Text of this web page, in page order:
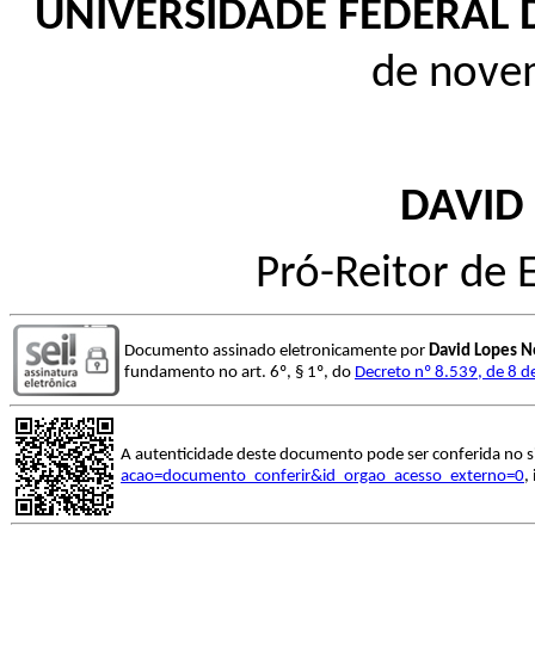
UNIVERSIDADE
de
DAVID
Pró-Reitor de
Documento assinado eletronicamente por David Lopes
fundamento no art. 6º, § 1º, do Decreto nº 8.539, de 8
A autenticidade deste documento pode ser conferida no
acao=documento_conferir&id_orgao_acesso_externo=0,